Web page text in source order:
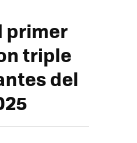
primer
triple
del